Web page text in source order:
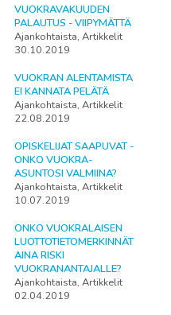
VUOKRAVAKUUDEN
PALAUTUS - VIIPYMÄTTÄ
Ajankohtaista, Artikkelit
30.10.2019
VUOKRAN ALENTAMISTA
EI KANNATA PELÄTÄ
Ajankohtaista, Artikkelit
22.08.2019
OPISKELIJAT SAAPUVAT -
ONKO VUOKRA-
ASUNTOSI VALMIINA?
Ajankohtaista, Artikkelit
10.07.2019
ONKO VUOKRALAISEN
LUOTTOTIETOMERKINNÄT
AINA RISKI
VUOKRANANTAJALLE?
Ajankohtaista, Artikkelit
02.04.2019